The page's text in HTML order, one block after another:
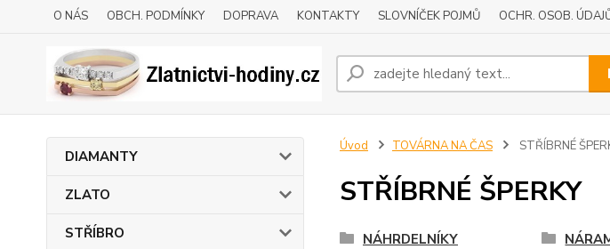
O NÁS OBCH. PODMÍNKY DOPRAVA KONTAKTY SLOVNÍČEK POJMŮ OCHR. OSOB.
DIAMANTY
ZLATO
STŘÍBRO
Úvod TOVÁRNA NA ČAS STŘÍBRNÉ
STŘÍBRNÉ ŠPERKY
NÁHRDELNÍKY